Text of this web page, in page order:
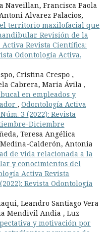
Naveillan, Francisca Paola
Alvarez Palacios,
territorio maxilofacial que
Revisión de la
Revista Científica:
Odontología Activa.
Cristina Crespo ,
Cabrera, Maria Ávila ,
en empleados y
, Odontología Activa
3 (2022): Revista
Diciembre
Teresa Angélica
Calderón, Antonia
de vida relacionada a la
y conocimientos del
Activa Revista
Revista Odontología
Leandro Santiago Vera
Mendivil Andia , Luz
y motivación por